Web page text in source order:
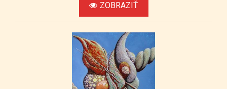
ZOBRAZIŤ